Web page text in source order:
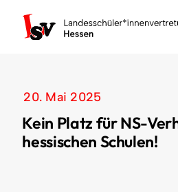
Inhalt
20. Mai 2025
Kein Platz für NS-
hessischen Schulen!